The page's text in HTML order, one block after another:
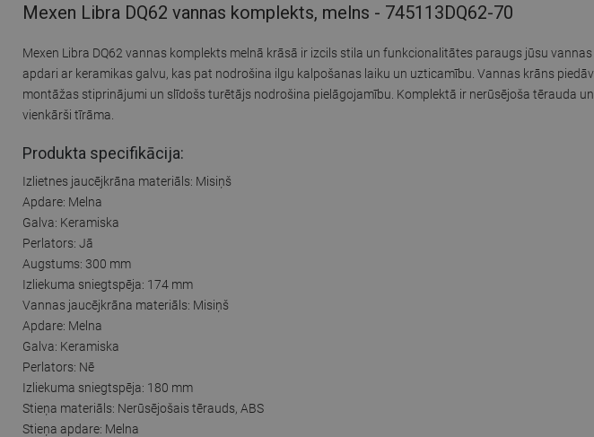
Mexen Libra DQ62 vannas komplekts, melns - 745113DQ62-70
Mexen Libra DQ62 vannas komplekts melnā krāsā ir izcils stila un funkcionalitātes paraugs jūsu
apdari ar keramikas galvu, kas pat nodrošina ilgu kalpošanas laiku un uzticamību. Vannas krāns
montāžas stiprinājumi un slīdošs turētājs nodrošina pielāgojamību. Komplektā ir nerūsējoša tērauda
vienkārši tīrāma.
Produkta specifikācija:
Izlietnes jaucējkrāna materiāls: Misiņš
Apdare: Melna
Galva: Keramiska
Perlators: Jā
Augstums: 300 mm
Izliekuma sniegtspēja: 174 mm
Vannas jaucējkrāna materiāls: Misiņš
Apdare: Melna
Galva: Keramiska
Perlators: Nē
Izliekuma sniegtspēja: 180 mm
Stieņa materiāls: Nerūsējošais tērauds, ABS
Stieņa apdare: Melna